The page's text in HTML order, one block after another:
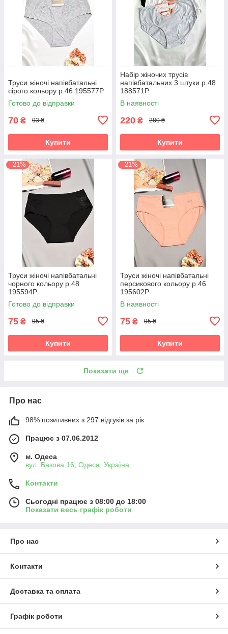
Труси жіночі напівбатальні
сірого кольору р.46 195577P
Готово до відправки
70 ₴ 93 ₴
Купити
Набір жіночих трусів
напівбатальних 3 штуки р.48
188571P
В наявності
220 ₴ 280 ₴
Купити
–21%
Труси жіночі напівбатальні
чорного кольору р.48
195594P
Готово до відправки
75 ₴ 95 ₴
Купити
–21%
Труси жіночі напівбатальні
персикового кольору р.46
195602P
В наявності
75 ₴ 95 ₴
Купити
Показати ще
Про нас
98% позитивних з 297 відгуків за рік
Працює з 07.06.2012
м. Одеса
вул. Базова 16, Одеса, Україна
Контакти
Сьогодні працює з 08:00 до 18:00
Показати весь графік роботи
Про нас
Контакти
Доставка та оплата
Графік роботи